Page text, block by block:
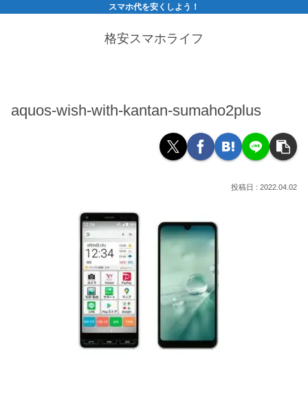
スマホ代を安くしよう！
格安スマホライフ
aquos-wish-with-kantan-sumaho2plus
2022.04.02